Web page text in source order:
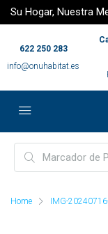
Su Hogar, Nuestra
622 250 283
info@onuhabitat.es
Home IMG-